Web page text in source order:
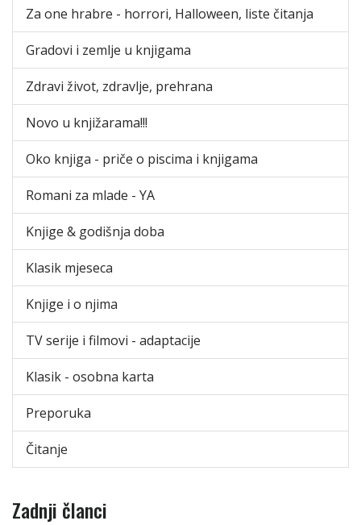
Za one hrabre - horrori, Halloween, liste čitanja
Gradovi i zemlje u knjigama
Zdravi život, zdravlje, prehrana
Novo u knjižarama!!!
Oko knjiga - priče o piscima i knjigama
Romani za mlade - YA
Knjige & godišnja doba
Klasik mjeseca
Knjige i o njima
TV serije i filmovi - adaptacije
Klasik - osobna karta
Preporuka
Čitanje
Zadnji članci